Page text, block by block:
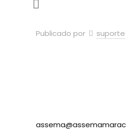
Publicado por suporte